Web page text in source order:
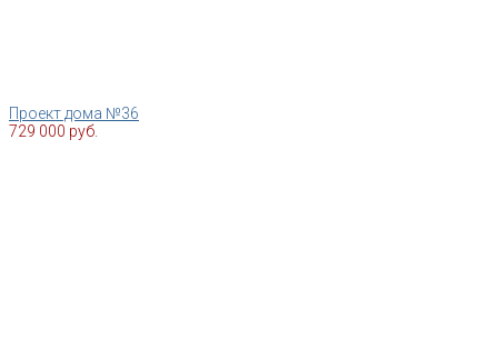
Проект дома №36
729 000 руб.